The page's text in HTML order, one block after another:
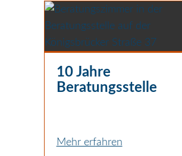
10 Jahre
Beratungsstelle
Mehr erfahren